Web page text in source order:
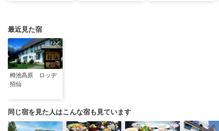
最近見た宿
栂池高原 ロッヂ
招仙
同じ宿を見た人はこんな宿も見ています